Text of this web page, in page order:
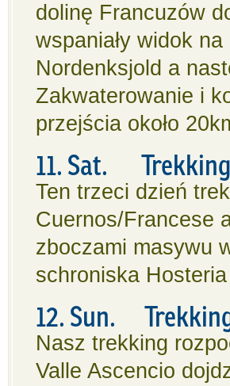
dolinę Francuzów
wspaniały widok
Nordenksjold a
Zakwaterowanie i
przejścia około
11. Sat.
Ten trzeci dzień
Cuernos/Francese
zboczami masywu
schroniska
12. Sun.
Nasz trekking
Valle Ascencio